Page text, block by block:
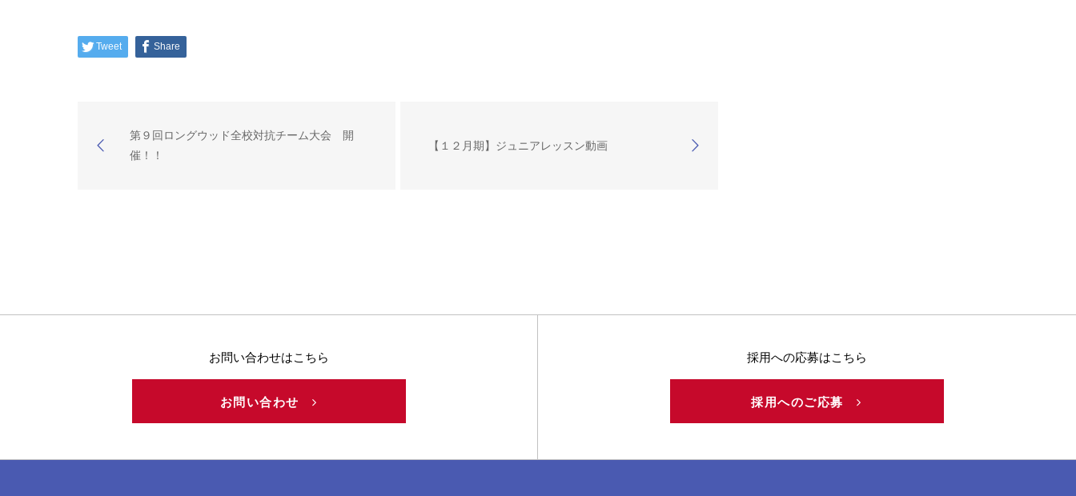
Tweet Share
第９回ロングウッド全校対抗チーム大会 開
催！！
【１２月期】ジュニアレッスン動画
お問い合わせはこちら
お問い合わせ
採用への応募はこちら
採用へのご応募